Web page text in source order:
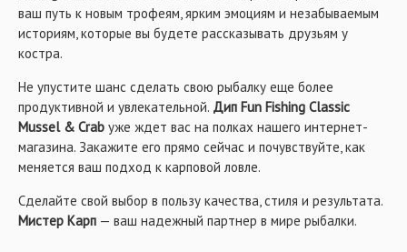
ваш путь к новым трофеям, ярким эмоциям и незабываемым
историям, которые вы будете рассказывать друзьям у
костра.
Не упустите шанс сделать свою рыбалку еще более
продуктивной и увлекательной. Дип Fun Fishing Classic
Mussel & Crab уже ждет вас на полках нашего интернет-
магазина. Закажите его прямо сейчас и почувствуйте, как
меняется ваш подход к карповой ловле.
Сделайте свой выбор в пользу качества, стиля и результата.
Мистер Карп — ваш надежный партнер в мире рыбалки.